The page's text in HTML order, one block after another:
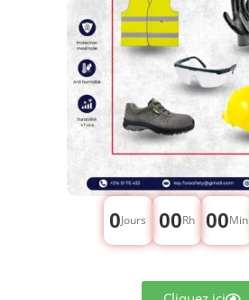
0Jours 00Rh 00Min